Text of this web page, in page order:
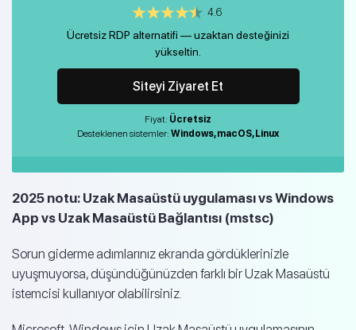
4.6
Ücretsiz RDP alternatifi — uzaktan desteğinizi
yükseltin.
Siteyi Ziyaret Et
Fiyat: Ücretsiz
Desteklenen sistemler: Windows, macOS, Linux
2025 notu: Uzak Masaüstü uygulaması vs Windows
App vs Uzak Masaüstü Bağlantısı (mstsc)
Sorun giderme adımlarınız ekranda gördüklerinizle
uyuşmuyorsa, düşündüğünüzden farklı bir Uzak Masaüstü
istemcisi kullanıyor olabilirsiniz.